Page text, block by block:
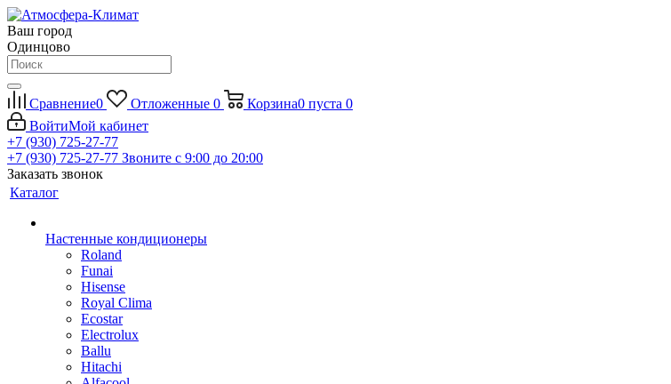
Ваш город
Одинцово
Сравнение0 Отложенные 0 Корзина0 пуста 0
ВойтиМой кабинет
+7 (930) 725-27-77
+7 (930) 725-27-77 Звоните с 9:00 до 20:00
Заказать звонок
Каталог
Настенные кондиционеры
Roland
Funai
Hisense
Royal Clima
Ecostar
Electrolux
Ballu
Hitachi